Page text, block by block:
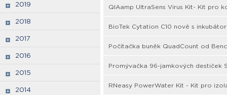
2019
2018
2017
2016
2015
2014
QIAamp UltraSens Virus Kit- Kit pro
BioTek Cytation C10 nově s
Počítačka buněk QuadCount od
Promývačka 96-jamkových destiček
RNeasy PowerWater Kit - Kit pro